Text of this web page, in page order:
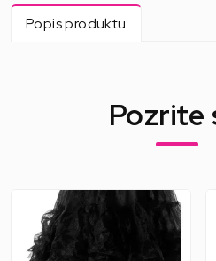
Popis produktu
Pozrite